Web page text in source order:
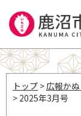
トップ >広報かぬ
> 2025年3月号